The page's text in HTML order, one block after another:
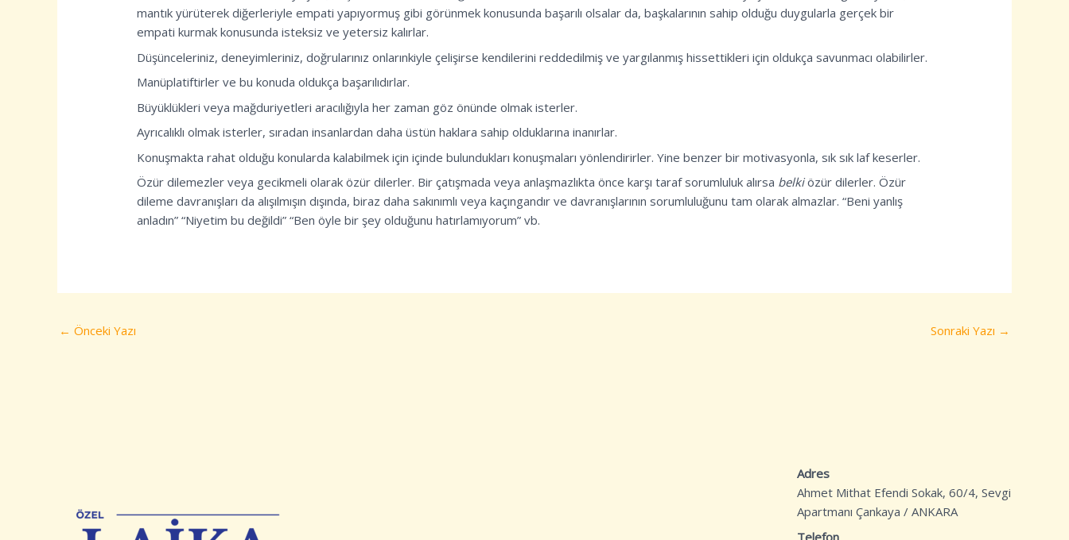
mantık yürüterek diğerleriyle empati yapıyormuş gibi görünmek konusunda başarılı olsalar da, başkalarının sahip olduğu duygularla gerçek bir
empati kurmak konusunda isteksiz ve yetersiz kalırlar.
Düşünceleriniz, deneyimleriniz, doğrularınız onlarınkiyle çelişirse kendilerini reddedilmiş ve yargılanmış hissettikleri için oldukça savunmacı olabilirler.
Manüplatiftirler ve bu konuda oldukça başarılıdırlar.
Büyüklükleri veya mağduriyetleri aracılığıyla her zaman göz önünde olmak isterler.
Ayrıcalıklı olmak isterler, sıradan insanlardan daha üstün haklara sahip olduklarına inanırlar.
Konuşmakta rahat olduğu konularda kalabilmek için içinde bulundukları konuşmaları yönlendirirler. Yine benzer bir motivasyonla, sık sık laf keserler.
Özür dilemezler veya gecikmeli olarak özür dilerler. Bir çatışmada veya anlaşmazlıkta önce karşı taraf sorumluluk alırsa belkiözür dilerler. Özür
dileme davranışları da alışılmışın dışında, biraz daha sakınımlı veya kaçıngandır ve davranışlarının sorumluluğunu tam olarak almazlar. “Beni yanlış
anladın” “Niyetim bu değildi” “Ben öyle bir şey olduğunu hatırlamıyorum” vb.
← Önceki Yazı Sonraki Yazı →
Adres
Ahmet Mithat Efendi Sokak, 60/4, Sevgi
Apartmanı Çankaya / ANKARA
Telefon